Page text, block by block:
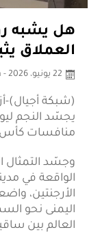
هل يشبه
العملاق
22 يونيو، 2026 - 03:06pm
(شبكة أجيال)-
يجسّد النجم
منافسات كأس
وجسّد
الواقعة في
الأرجنتين،
اليمنى نحو
العالم بين